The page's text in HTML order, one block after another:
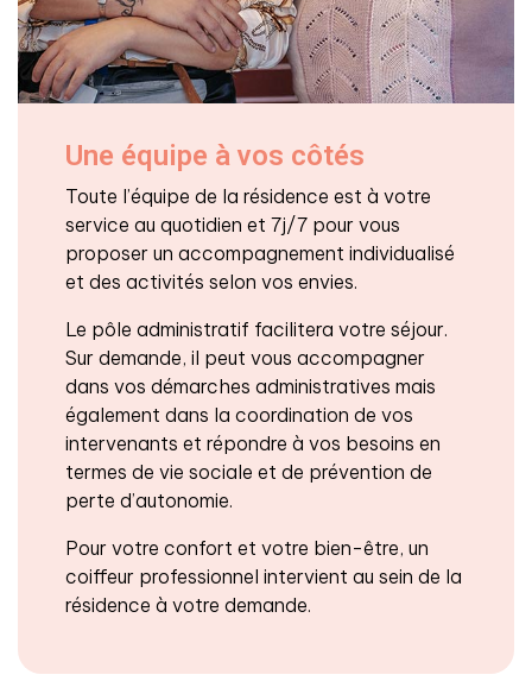
Une équipe à vos côtés
Toute l’équipe de la résidence est à votre
service au quotidien et 7j/7 pour vous
proposer un accompagnement individualisé
et des activités selon vos envies.
Le pôle administratif facilitera votre séjour.
Sur demande, il peut vous accompagner
dans vos démarches administratives mais
également dans la coordination de vos
intervenants et répondre à vos besoins en
termes de vie sociale et de prévention de
perte d’autonomie.
Pour votre confort et votre bien-être, un
coiffeur professionnel intervient au sein de la
résidence à votre demande.